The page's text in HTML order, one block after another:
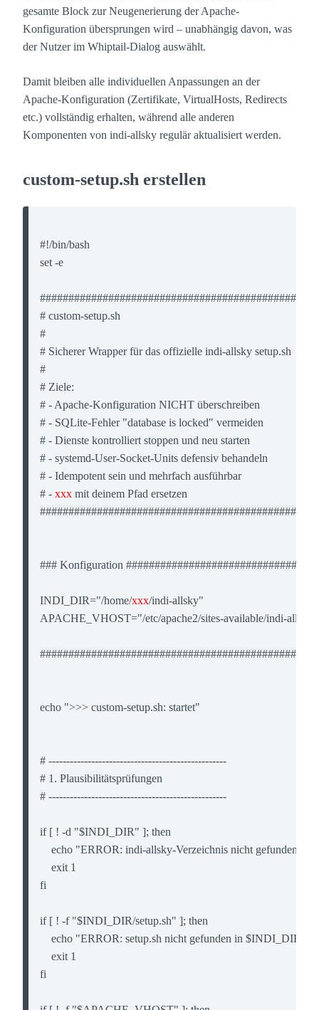
gesamte Block zur Neu­generierung der Apache-
Konfiguration übersprungen wird – unabhängig davon, was
der Nutzer im Whiptail-Dialog auswählt.
Damit bleiben alle individuellen Anpassungen an der
Apache-Konfiguration (Zertifikate, VirtualHosts, Redirects
etc.) vollständig erhalten, während alle anderen
Komponenten von indi-allsky regulär aktualisiert werden.
custom-setup.sh erstellen
#!/bin/bash
set -e
# custom-setup.sh
#
# Sicherer Wrapper für das offizielle indi-allsky setup.sh
#
# Ziele:
# - Apache-Konfiguration NICHT überschreiben
# - SQLite-Fehler "database is locked" vermeiden
# - Dienste kontrolliert stoppen und neu starten
# - systemd-User-Socket-Units defensiv behandeln
# - Idempotent sein und mehrfach ausführbar
# - xxx mit deinem Pfad ersetzen
### Konfiguration
INDI_DIR="/home/xxx/indi-allsky"
APACHE_VHOST="/etc/apache2/sites-available/indi-
echo ">>> custom-setup.sh: startet"
# --------------------------------------------------
# 1. Plausibilitätsprüfungen
# --------------------------------------------------
if [ ! -d "$INDI_DIR" ]; then
echo "ERROR: indi-allsky-Verzeichnis nicht gefunden:
    exit 1
fi
if [ ! -f "$INDI_DIR/setup.sh" ]; then
    echo "ERROR: setup.sh nicht gefunden in $INDI_DIR"
    exit 1
fi